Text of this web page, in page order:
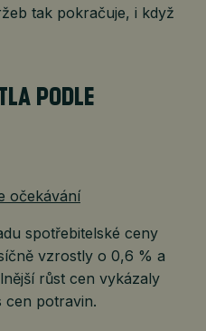
tak pokračuje, i když
PODLE
spotřebitelské ceny
vzrostly o 0,6 % a
růst cen vykázaly
cen potravin.